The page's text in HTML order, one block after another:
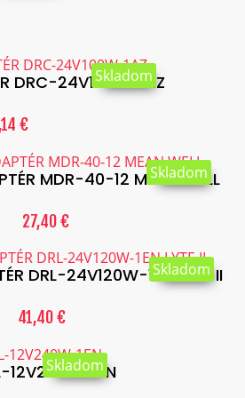
DRC-24V100W-1AZ
€
Skladom
MDR-40-12 MEAN WELL
27,40 €
Skladom
DRL-24V120W-1EN LYTE II
41,40 €
Skladom
12V240W-1EN
Skladom